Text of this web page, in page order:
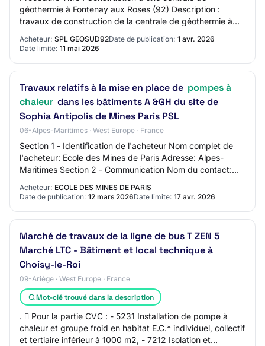
géothermie à Fontenay aux Roses (92) Description :
travaux de construction de la centrale de géothermie à
Acheteur: SPL GEOSUD92Date de publication: 1 avr. 2026
Date limite: 11 mai 2026
Travaux relatifs à la mise en place de pompes à
chaleur dans les bâtiments A &GH du site de
Sophia Antipolis de Mines Paris PSL
06-Alpes-Maritimes · West Europe · France
Section 1 - Identification de l'acheteur Nom complet de
l'acheteur: Ecole des Mines de Paris Adresse: Alpes-
Maritimes Section 2 - Communication Nom du contact:
Acheteur: ECOLE DES MINES DE PARIS
Date de publication: 12 mars 2026Date limite: 17 avr. 2026
Marché de travaux de la ligne de bus T ZEN 5
Marché LTC - Bâtiment et local technique à
Choisy-le-Roi
09-Ariège · West Europe · France
Mot-clé trouvé dans la description
.  Pour la partie CVC : - 5231 Installation de pompe à
chaleur et groupe froid en habitat E.C.* individuel, collectif
et tertiaire inférieur à 1000 m2, - 7212 Isolation et